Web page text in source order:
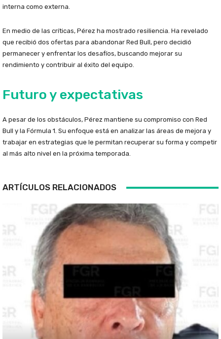
interna como externa.
En medio de las críticas, Pérez ha mostrado resiliencia. Ha revelado
que recibió dos ofertas para abandonar Red Bull, pero decidió
permanecer y enfrentar los desafíos, buscando mejorar su
rendimiento y contribuir al éxito del equipo.
Futuro y expectativas
A pesar de los obstáculos, Pérez mantiene su compromiso con Red
Bull y la Fórmula 1. Su enfoque está en analizar las áreas de mejora y
trabajar en estrategias que le permitan recuperar su forma y competir
al más alto nivel en la próxima temporada.
ARTÍCULOS RELACIONADOS